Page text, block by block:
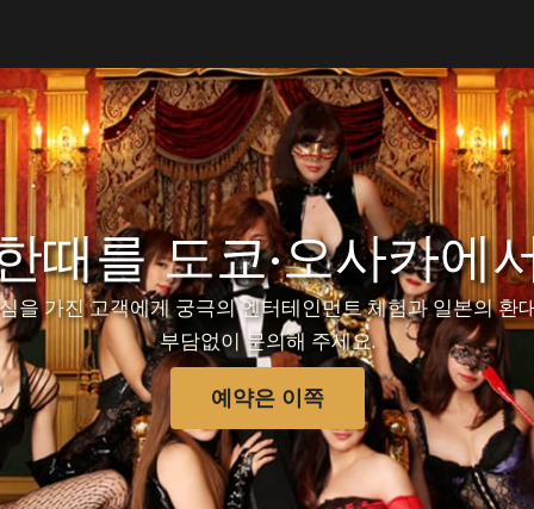
때를 도쿄·오사카에
을 가진 고객에게 궁극의 엔터테인먼트 체험과 일본의 환
부담없이 문의해 주세요.
예약은 이쪽